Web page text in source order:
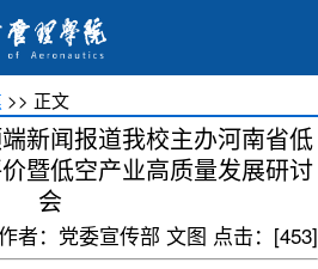
>> 正文
新闻报道我校主办河南省低
暨低空产业高质量发展研讨
会
者：党委宣传部 文图 点击：[453]